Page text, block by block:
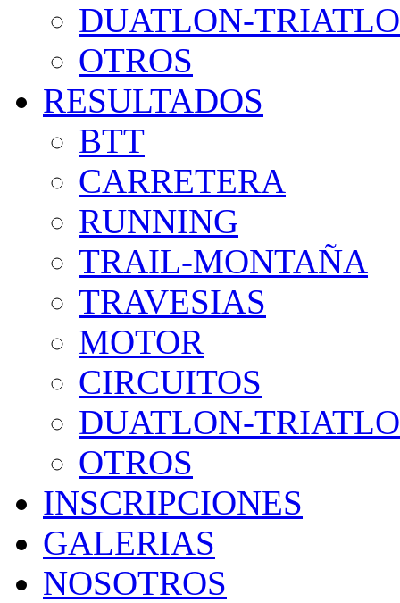
DUATLON-
OTROS
RESULTADOS
BTT
CARRETERA
RUNNING
TRAIL-MONTAÑA
TRAVESIAS
MOTOR
CIRCUITOS
DUATLON-
OTROS
INSCRIPCIONES
GALERIAS
NOSOTROS